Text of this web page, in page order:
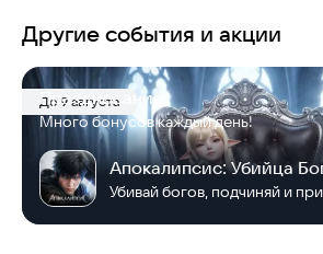
Другие события и акции
До 9 августа
Празднование
Много бонусов каждый день!
Апокалипсис: Убийца